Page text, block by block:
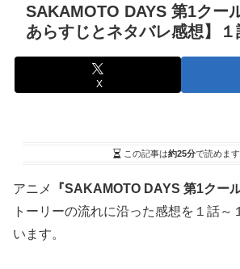
SAKAMOTO DAYS 第1クー
あらすじとネタバレ感想】
X
この記事は約25分で読めます
アニメ 『SAKAMOTO DAYS 第1クール
トーリーの流れに沿った感想を１話～
います。